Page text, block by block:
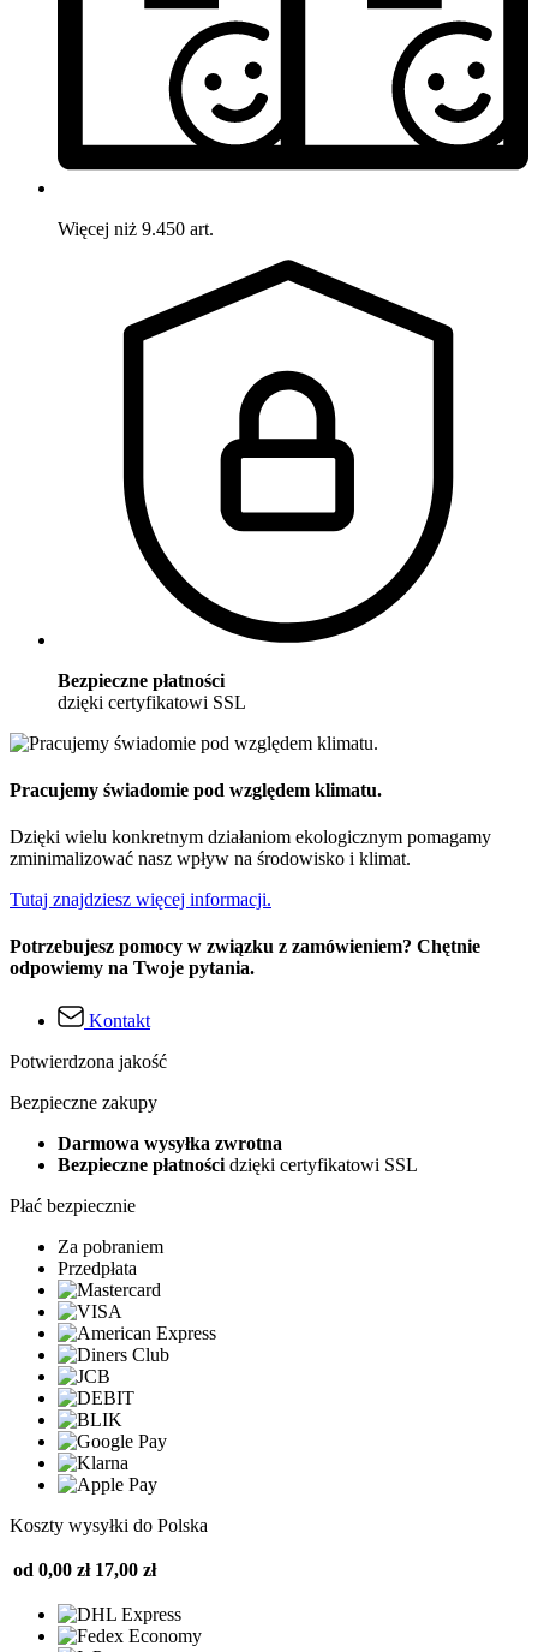
Więcej niż 9.450 art.
Bezpieczne płatności
dzięki certyfikatowi SSL
Pracujemy świadomie pod względem klimatu.
Dzięki wielu konkretnym działaniom ekologicznym pomagamy
zminimalizować nasz wpływ na środowisko i klimat.
Tutaj znajdziesz więcej informacji.
Potrzebujesz pomocy w związku z zamówieniem? Chętnie
odpowiemy na Twoje pytania.
Kontakt
Potwierdzona jakość
Bezpieczne zakupy
Darmowa wysyłka zwrotna
Bezpieczne płatności dzięki certyfikatowi SSL
Płać bezpiecznie
Za pobraniem
Przedpłata
Koszty wysyłki do Polska
od 0,00 zł 17,00 zł